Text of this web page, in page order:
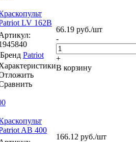
LV 162B
:
Бренд Patriot
66.19 руб./шт
-
+
В корзину
AB 400
166.12 руб./шт